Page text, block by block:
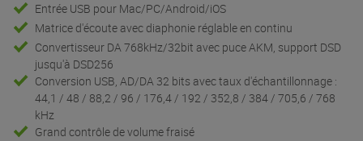
Entrée USB pour Mac/PC/Android/iOS
Matrice d'écoute avec diaphonie réglable en continu
Convertisseur DA 768kHz/32bit avec puce AKM, support DSD
jusqu'à DSD256
Conversion USB, AD/DA 32 bits avec taux d'échantillonnage :
44,1 / 48 / 88,2 / 96 / 176,4 / 192 / 352,8 / 384 / 705,6 / 768
kHz
Grand contrôle de volume fraisé